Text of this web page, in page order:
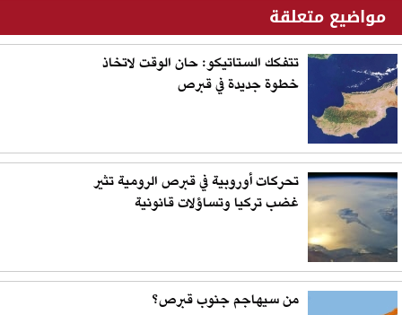
مواضيع متعلقة
تتفكك الستاتيكو: حان الوقت لاتخاذ
خطوة جديدة في قبرص
تحركات أوروبية في قبرص الرومية تثير
غضب تركيا وتساؤلات قانونية
من سيهاجم جنوب قبرص؟